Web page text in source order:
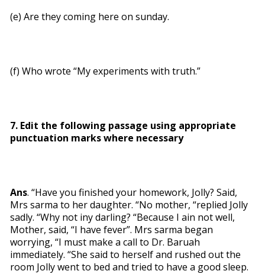
(e) Are they coming here on sunday.
(f) Who wrote “My experiments with truth.”
7. Edit the following passage using appropriate
punctuation marks where necessary
Ans. “Have you finished your homework, Jolly? Said,
Mrs sarma to her daughter. “No mother, “replied Jolly
sadly. “Why not iny darling? “Because I ain not well,
Mother, said, “I have fever”. Mrs sarma began
worrying, “I must make a call to Dr. Baruah
immediately. “She said to herself and rushed out the
room Jolly went to bed and tried to have a good sleep.